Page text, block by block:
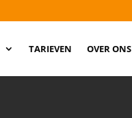
TARIEVEN OVER ONS